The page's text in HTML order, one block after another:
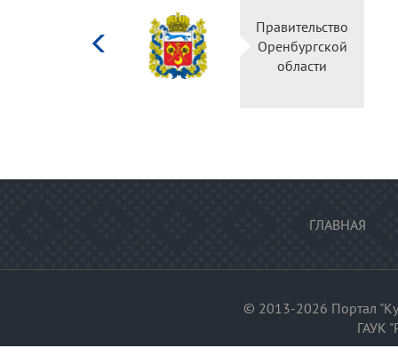
Министерство
культуры
Российской
федерации
ГЛАВНАЯ
© 2013-2026 Портал
ГАУК